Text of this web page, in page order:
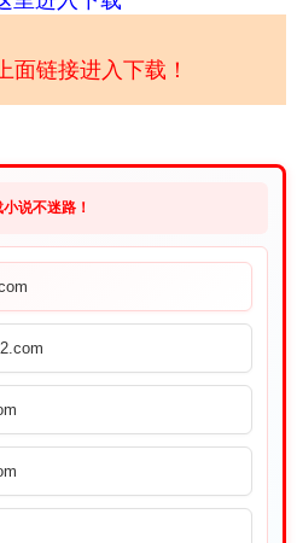
面链接进入下载！
说不迷路！